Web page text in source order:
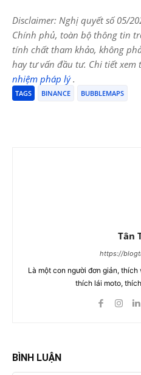
Disclaimer: Nghị quyết số 05/
Chính phủ, toàn bộ thông tin
tính chất tham khảo, không
hay tư vấn đầu tư. Chi tiết xem
nhiệm pháp lý.
TAGS BINANCE BUBBLEMAPS
Tân
https://
Là một con người đơn giản,
thích lái moto,
BÌNH LUẬN